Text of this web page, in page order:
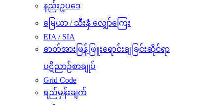
နည်းဥပဒေ
မြေယာ / သီးနှံ လျှော်ကြေး
EIA / SIA
ဓာတ်အားဖြန့်ဖြူးရောင်းချခြင်းဆိုင်ရာ
ပဋိညာဉ်စာချုပ်
Grid Code
ရည်မှန်းချက်